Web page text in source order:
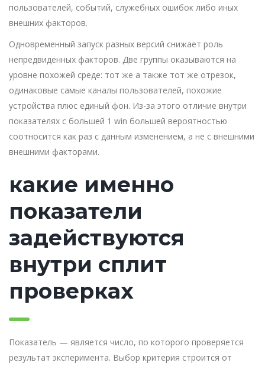
пользователей, событий, служебных ошибок либо иных
внешних факторов.
Одновременный запуск разных версий снижает роль
непредвиденных факторов. Две группы оказываются на
уровне похожей среде: тот же а также тот же отрезок,
одинаковые самые каналы пользователей, похожие
устройства плюс единый фон. Из-за этого отличие внутри
показателях с большей 1 win большей вероятностью
соотносится как раз с данным изменением, а не с внешними
внешними факторами.
какие именно
показатели
задействуются
внутри сплит
проверках
Показатель — является число, по которого проверяется
результат эксперимента. Выбор критерия строится от